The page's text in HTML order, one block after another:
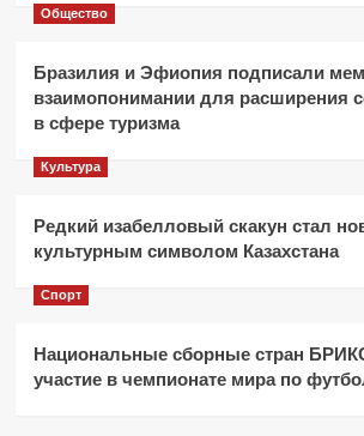
Общество
Бразилия и Эфиопия подписали
взаимопонимании для расширения
в сфере туризма
Культура
Редкий изабелловый скакун стал
культурным символом Казахстана
Спорт
Национальные сборные стран
участие в чемпионате мира по